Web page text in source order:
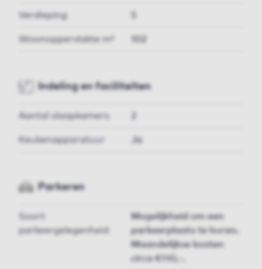
Verdieping
Woonoppervlakte m² 102
Indeling en faciliteiten
Aantal slaapkamers
Keukenapparatuur Ja
Parkeren
Soort
parkeergelegenheid
Mogelijkheid om een
parkeerplaats te huren.
Maandelijkse kosten
circa €110,-.